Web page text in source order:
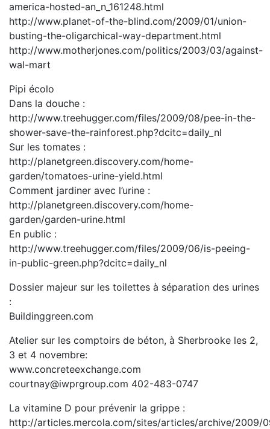
america-hosted-an_n_161248.html
http://www.planet-of-the-blind.com/2009/01/union-
busting-the-oligarchical-way-department.html
http://www.motherjones.com/politics/2003/03/against-
wal-mart
Pipi écolo
Dans la douche :
http://www.treehugger.com/files/2009/08/pee-in-the-
shower-save-the-rainforest.php?dcitc=daily_nl
Sur les tomates :
http://planetgreen.discovery.com/home-
garden/tomatoes-urine-yield.html
Comment jardiner avec l’urine :
http://planetgreen.discovery.com/home-
garden/garden-urine.html
En public :
http://www.treehugger.com/files/2009/06/is-peeing-
in-public-green.php?dcitc=daily_nl
Dossier majeur sur les toilettes à séparation des urines
:
Buildinggreen.com
Atelier sur les comptoirs de béton, à Sherbrooke les 2,
3 et 4 novembre:
www.concreteexchange.com
courtnay@iwprgroup.com 402-483-0747
La vitamine D pour prévenir la grippe :
http://articles.mercola.com/sites/articles/archive/2009/